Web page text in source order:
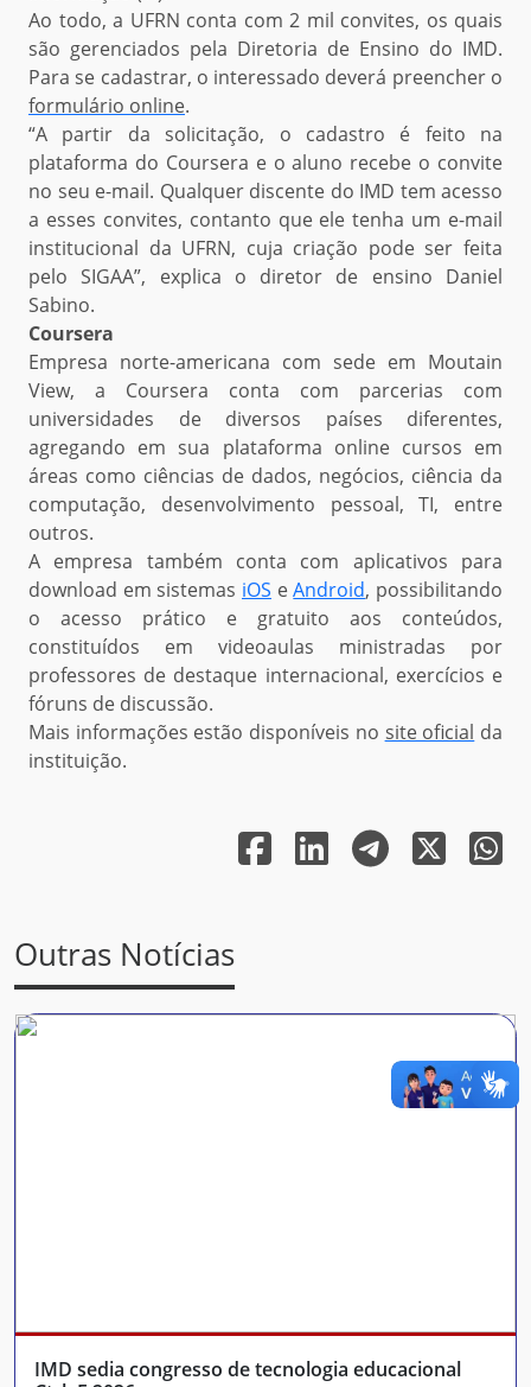
Ao todo, a UFRN conta com 2 mil convites, os quais
são gerenciados pela Diretoria de Ensino do IMD.
Para se cadastrar, o interessado deverá preencher o
formulário online.
“A partir da solicitação, o cadastro é feito na
plataforma do Coursera e o aluno recebe o convite
no seu e-mail. Qualquer discente do IMD tem acesso
a esses convites, contanto que ele tenha um e-mail
institucional da UFRN, cuja criação pode ser feita
pelo SIGAA”, explica o diretor de ensino Daniel
Sabino.
Coursera
Empresa norte-americana com sede em Moutain
View, a Coursera conta com parcerias com
universidades de diversos países diferentes,
agregando em sua plataforma online cursos em
áreas como ciências de dados, negócios, ciência da
computação, desenvolvimento pessoal, TI, entre
outros.
A empresa também conta com aplicativos para
download em sistemas iOS eAndroid, possibilitando
o acesso prático e gratuito aos conteúdos,
constituídos em videoaulas ministradas por
professores de destaque internacional, exercícios e
fóruns de discussão.
Mais informações estão disponíveis no site oficial da
instituição.
Outras Notícias
IMD sedia congresso de tecnologia educacional